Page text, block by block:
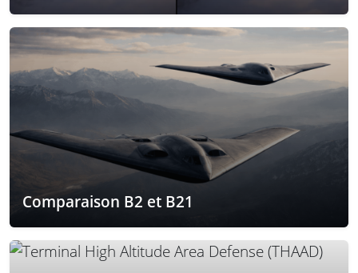
Comparaison B2 et B21